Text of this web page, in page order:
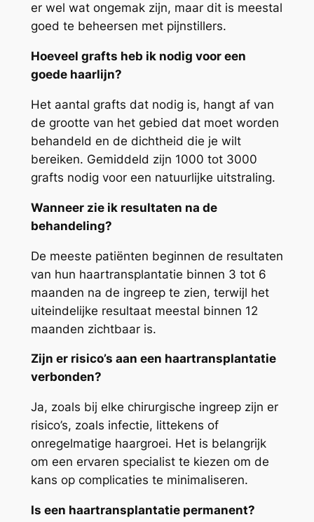
er wel wat ongemak zijn, maar dit is meestal
goed te beheersen met pijnstillers.
Hoeveel grafts heb ik nodig voor een
goede haarlijn?
Het aantal grafts dat nodig is, hangt af van
de grootte van het gebied dat moet worden
behandeld en de dichtheid die je wilt
bereiken. Gemiddeld zijn 1000 tot 3000
grafts nodig voor een natuurlijke uitstraling.
Wanneer zie ik resultaten na de
behandeling?
De meeste patiënten beginnen de resultaten
van hun haartransplantatie binnen 3 tot 6
maanden na de ingreep te zien, terwijl het
uiteindelijke resultaat meestal binnen 12
maanden zichtbaar is.
Zijn er risico’s aan een haartransplantatie
verbonden?
Ja, zoals bij elke chirurgische ingreep zijn er
risico’s, zoals infectie, littekens of
onregelmatige haargroei. Het is belangrijk
om een ervaren specialist te kiezen om de
kans op complicaties te minimaliseren.
Is een haartransplantatie permanent?